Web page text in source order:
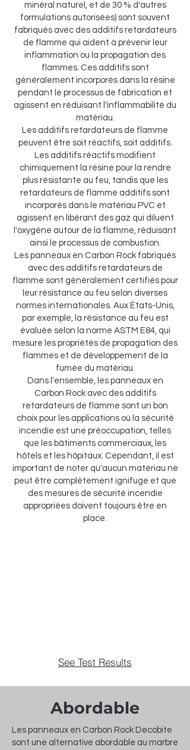
minéral naturel, et de 30 % d'autres
formulations autorisées) sont souvent
fabriqués avec des additifs retardateurs
de flamme qui aident à prévenir leur
inflammation ou la propagation des
flammes. Ces additifs sont
généralement incorporés dans la résine
pendant le processus de fabrication et
agissent en réduisant l'inflammabilité du
matériau.
Les additifs retardateurs de flamme
peuvent être soit réactifs, soit additifs.
Les additifs réactifs modifient
chimiquement la résine pour la rendre
plus résistante au feu, tandis que les
retardateurs de flamme additifs sont
incorporés dans le matériau PVC et
agissent en libérant des gaz qui diluent
l'oxygène autour de la flamme, réduisant
ainsi le processus de combustion.
Les panneaux en Carbon Rock fabriqués
avec des additifs retardateurs de
flamme sont généralement certifiés pour
leur résistance au feu selon diverses
normes internationales. Aux États-Unis,
par exemple, la résistance au feu est
évaluée selon la norme ASTM E84, qui
mesure les propriétés de propagation des
flammes et de développement de la
fumée du matériau.
Dans l'ensemble, les panneaux en
Carbon Rock avec des additifs
retardateurs de flamme sont un bon
choix pour les applications où la sécurité
incendie est une préoccupation, telles
que les bâtiments commerciaux, les
hôtels et les hôpitaux. Cependant, il est
important de noter qu'aucun matériau ne
peut être complètement ignifuge et que
des mesures de sécurité incendie
appropriées doivent toujours être en
place.
See Test Results
Abordable
Les panneaux en Carbon Rock Decobite
sont une alternative abordable au marbre